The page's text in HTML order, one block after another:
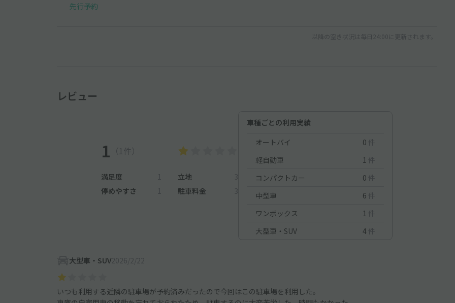
先行予約
以降の空き状況は毎日24:00に更新されます。
レビュー
1 （1件）
満足度 1 立地
3
停めやすさ
1 駐車料金 3
車種ごとの利用実績
オートバイ
0 件
軽自動車
1 件
コンパクトカー
0 件
中型車
6 件
ワンボックス
1 件
大型車・SUV
4 件
大型車・SUV2026/2/22
いつも利用する近隣の駐車場が予約済みだったので今回はこの駐車場を利用した。